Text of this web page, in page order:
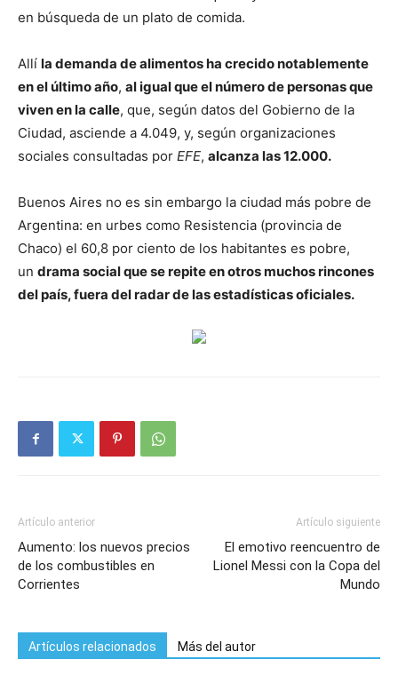
en búsqueda de un plato de comida.
Allí la demanda de alimentos ha crecido notablemente
en el último año, al igual que el número de personas que
viven en la calle, que, según datos del Gobierno de la
Ciudad, asciende a 4.049, y, según organizaciones
sociales consultadas por EFE, alcanza las 12.000.
Buenos Aires no es sin embargo la ciudad más pobre de
Argentina: en urbes como Resistencia (provincia de
Chaco) el 60,8 por ciento de los habitantes es pobre,
un drama social que se repite en otros muchos rincones
del país, fuera del radar de las estadísticas oficiales.
Artículo anterior
Aumento: los nuevos precios
de los combustibles en
Corrientes
Artículo siguiente
El emotivo reencuentro de
Lionel Messi con la Copa del
Mundo
Artículos relacionados Más del autor